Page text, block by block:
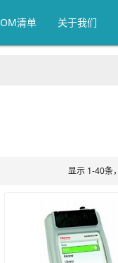
清单 关于我们
显示 1-40条